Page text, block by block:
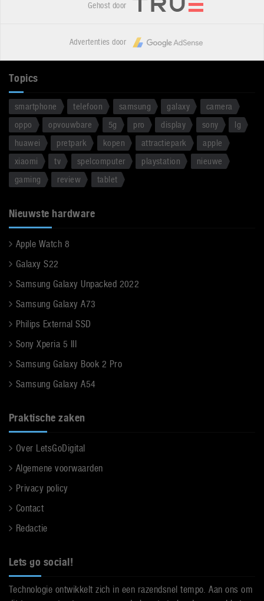
Gehost door
Advertenties door
Topics
smartphone telefoon samsung galaxy
camera
oppo
opvouwbare 5g pro display sony
lg
huawei
pretpark kopen attractiepark
apple
xiaomi
tv spelcomputer playstation
nieuwe
gaming
review tablet
Nieuwste hardware
Apple Watch 8
Galaxy S22
Samsung Galaxy Unpacked 2022
Samsung Galaxy A73
Philips External SSD
Sony Xperia 5 III
Samsung Galaxy Book 2 Pro
Samsung Galaxy A54
Praktische zaken
Over LetsGoDigital
Algemene voorwaarden
Privacy policy
Contact
Redactie
Lets go social!
Technologie ontwikkelt zich in een razendsnel tempo. Aan ons om